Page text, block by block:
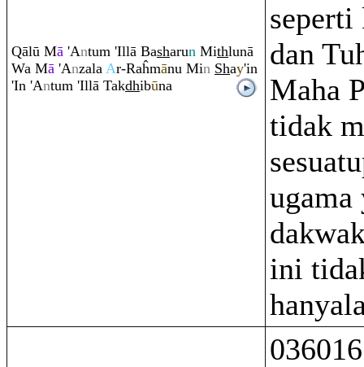
Qālū Mā 'Antum 'Illā Basharun Mithlunā
Wa Mā 'Anzala Ar-Raĥmānu Min Shay'in
'In 'Antum 'Illā Takdhibūna
dan
Maha
tidak
ugama
ini